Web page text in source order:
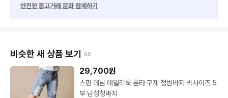
안전한 중고거래 문화 함께하기
비슷한 새 상품 보기 AD
29,700원
스판 데님 데일리룩 론타 구제 청반바지 빅사이즈 5
부 남성청바지